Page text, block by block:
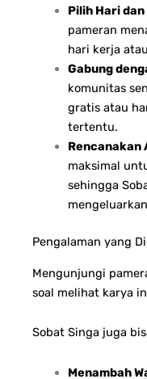
Pilih Hari
pameran
hari kerja
Gabung
komunitas
gratis atau
tertentu.
Rencanakan
maksimal
sehingga
Pengalaman yang
Mengunjungi
soal melihat karya
Sobat Singa juga
Menambah